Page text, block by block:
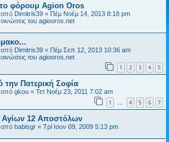
φόρουμ Agion Oros
από Dimitris39 « Πέμ Νοέμ 14, 2013 8:18 pm
του agiooros.net
από Dimitris39 « Πέμ Σεπ 12, 2013 10:36 am
του agiooros.net
1 2 3 4 5
την Πατερική Σοφία
από gkou « Τετ Νοέμ 23, 2011 7:02 am
1 … 4 5 6 7
Αγίων 12 Αποστόλων
από babisgr « Τρί Ιουν 09, 2009 5:13 pm